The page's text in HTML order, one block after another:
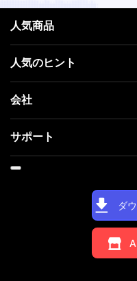
ダ
人気商品
人気のヒント
会社
サポート